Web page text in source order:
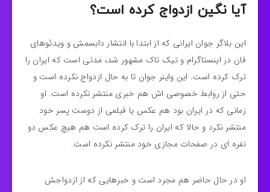
آیا نگین ازدواج کرده است؟
این بلاگر جوان ایرانی که از ابتدا با انتشار دابسمش و ویدئوهای
فان در اینستاگرام و تیک تاک مشهور شد، مدتی است که ایران را
ترک کرده است. این واینر جوان تا به حال ازدواج نکرده است و
حتی از روابط خصوصی اش هم خبری منتشر نکرده است. او
زمانی که در ایران بود هم عکس یا فیلمی از دوست پسر خود
منتشر نکرد و حالا که ایران را ترک کرده است هم هیچ عکس دو
نفره ای در صفحات مجازی خود منتشر نکرده است.
او در حال حاضر هم مجرد است و خبرهایی که از ازدواجش